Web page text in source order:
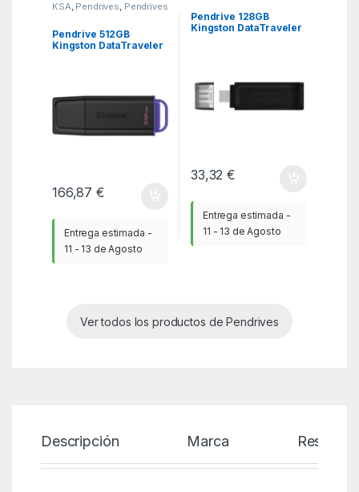
KSA, Pendrives, Pendrives
Pendrive 512GB
Kingston DataTraveler
166,87€
Entrega estimada -
11 - 13 de Agosto
Pendrive 128GB
Kingston DataTraveler
33,32€
Entrega estimada -
11 - 13 de Agosto
Ver todos los productos de Pendrives
Descripción Marca Reseñas